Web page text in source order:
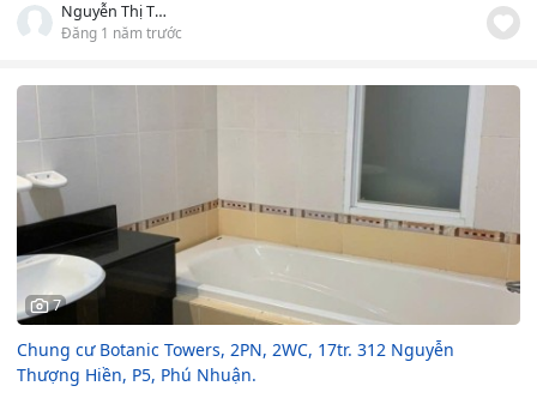
Nguyễn Thị Thuỳ Dương
Đăng 1 năm trước
7
Chung cư Botanic Towers, 2PN, 2WC, 17tr. 312 Nguyễn
Thượng Hiền, P5, Phú Nhuận.